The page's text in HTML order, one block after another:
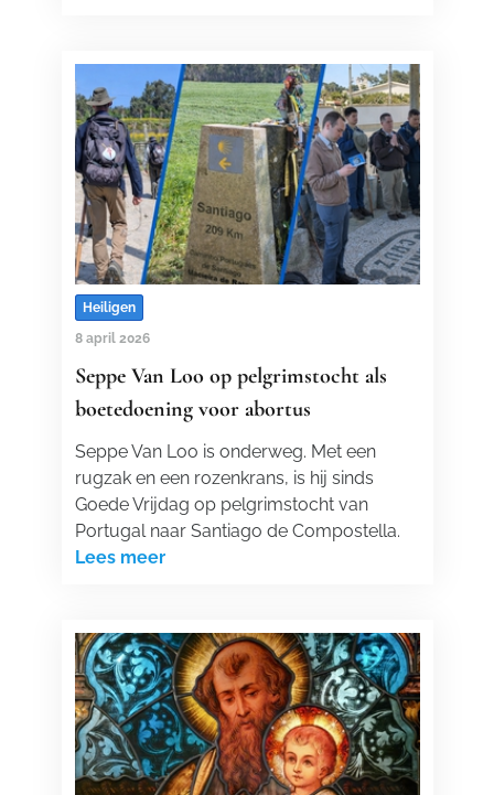
Heiligen
8 april 2026
Seppe Van Loo op pelgrimstocht als
boetedoening voor abortus
Seppe Van Loo is onderweg. Met een
rugzak en een rozenkrans, is hij sinds
Goede Vrijdag op pelgrimstocht van
Portugal naar Santiago de Compostella.
Lees meer